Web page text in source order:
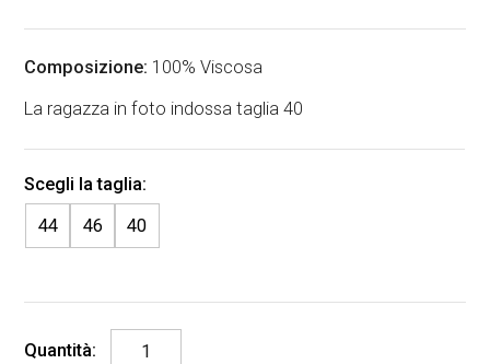
z
z
o
o
r
i
g
i
n
z
z
o
a
a
Composizione: 100% Viscosa
La ragazza in foto indossa taglia 40
44 46 40